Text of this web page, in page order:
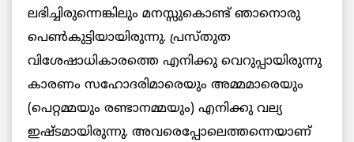
ലഭിച്ചിരുന്നെങ്കിലും മനസ്സുകൊണ്ട് ഞാനൊരു
പെണ്‍കുട്ടിയായിരുന്നു. പ്രസ്തുത
വിശേഷാധികാരത്തെ എനിക്കു വെറുപ്പായിരുന്നു
കാരണം സഹോദരിമാരെയും അമ്മമാരെയും
(പെറ്റമ്മയും രണ്ടാനമ്മയും) എനിക്കു വല്യ
ഇഷ്ടമായിരുന്നു. അവരെപ്പോലെത്തന്നെയാണ്